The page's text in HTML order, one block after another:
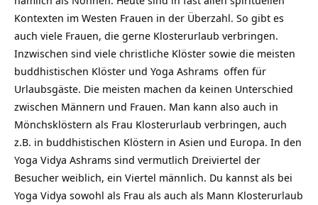
Kontexten im Westen Frauen in der Überzahl. So gibt es
auch viele Frauen, die gerne Klosterurlaub verbringen.
Inzwischen sind viele christliche Klöster sowie die meisten
buddhistischen Klöster und Yoga Ashrams offen für
Urlaubsgäste. Die meisten machen da keinen Unterschied
zwischen Männern und Frauen. Man kann also auch in
Mönchsklöstern als Frau Klosterurlaub verbringen, auch
z.B. in buddhistischen Klöstern in Asien und Europa. In den
Yoga Vidya Ashrams sind vermutlich Dreiviertel der
Besucher weiblich, ein Viertel männlich. Du kannst als bei
Yoga Vidya sowohl als Frau als auch als Mann Klosterurlaub